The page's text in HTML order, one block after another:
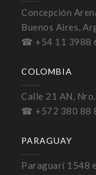
Concepción
Buenos Aires,
☎ +54 11 3988
COLOMBIA
Calle 21 AN,
☎ +572 380 88
PARAGUAY
Paraguarí 1548